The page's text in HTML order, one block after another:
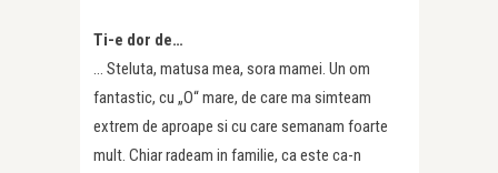
Ti-e dor de…
… Steluta, matusa mea, sora mamei. Un om
fantastic, cu „O“ mare, de care ma simteam
extrem de aproape si cu care semanam foarte
mult. Chiar radeam in familie, ca este ca-n